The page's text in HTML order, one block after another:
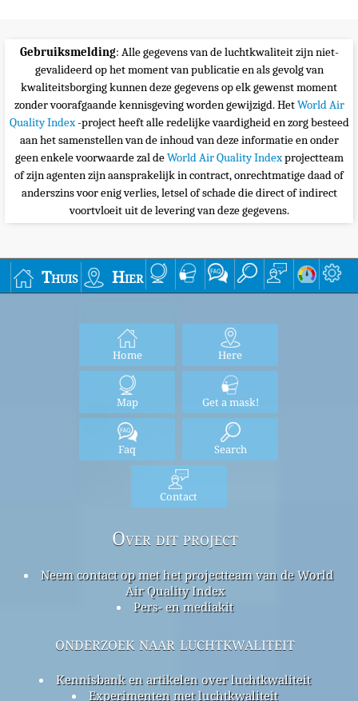
Gebruiksmelding: Alle gegevens van de luchtkwaliteit zijn niet-
gevalideerd op het moment van publicatie en als gevolg van
kwaliteitsborging kunnen deze gegevens op elk gewenst moment
zonder voorafgaande kennisgeving worden gewijzigd. HetWorld Air
Quality Index-project heeft alle redelijke vaardigheid en zorg besteed
aan het samenstellen van de inhoud van deze informatie en onder
geen enkele voorwaarde zal deWorld Air Quality Indexprojectteam
of zijn agenten zijn aansprakelijk in contract, onrechtmatige daad of
anderszins voor enig verlies, letsel of schade die direct of indirect
voortvloeit uit de levering van deze gegevens.
Thuis Hier
Home Here
Map Get a mask!
Faq Search
Contact
Over dit project
Neem contact op met het projectteam van de World
Air Quality Index
Pers- en mediakit
onderzoek naar luchtkwaliteit
Kennisbank en artikelen over luchtkwaliteit
Experimenten met luchtkwaliteit